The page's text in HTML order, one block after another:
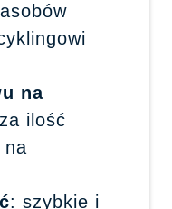
na
ilość
na
: szybkie i